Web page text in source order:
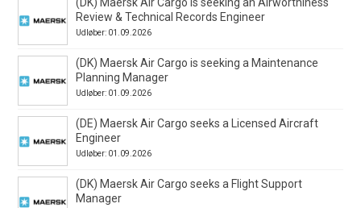
Review & Technical Records Engineer
Udløber: 01.09.2026
(DK) Maersk Air Cargo is seeking a Maintenance
Planning Manager
Udløber: 01.09.2026
(DE) Maersk Air Cargo seeks a Licensed Aircraft
Engineer
Udløber: 01.09.2026
(DK) Maersk Air Cargo seeks a Flight Support
Manager